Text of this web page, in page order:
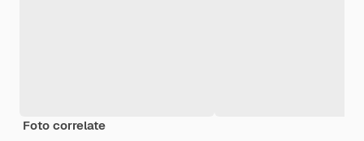
Foto correlate